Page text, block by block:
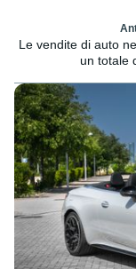
Le vendite di auto
un totale